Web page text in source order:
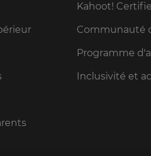
Kahoot!
Communauté
Programme
Inclusivité et